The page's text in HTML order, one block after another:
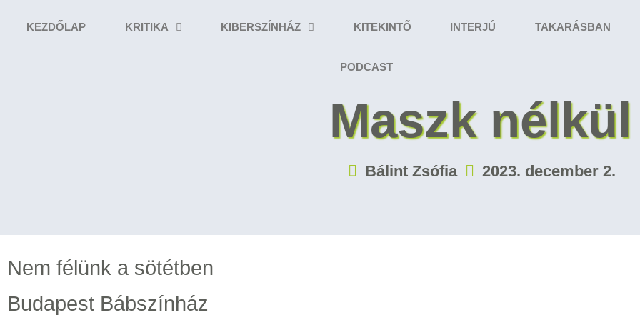
KEZDŐLAP KRITIKA KIBERSZÍNHÁZ KITEKINTŐ INTERJÚ TAKARÁSBAN
PODCAST
Maszk nélkül
Bálint Zsófia 2023. december 2.
Nem félünk a sötétben
Budapest Bábszínház